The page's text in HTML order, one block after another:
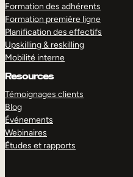
Formation des adhérents
Formation première ligne
Planification des effectifs
Upskilling & reskilling
Mobilité interne
Resources
Témoignages clients
Blog
Événements
Webinaires
Études et rapports